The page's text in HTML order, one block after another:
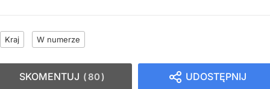
Kraj W numerze
UDOSTĘPNIJ
SKOMENTUJ 80